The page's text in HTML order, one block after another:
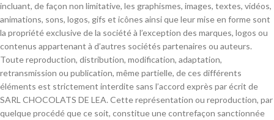
incluant, de façon non limitative, les graphismes, images, textes, vidéos,
animations, sons, logos, gifs et icônes ainsi que leur mise en forme sont
la propriété exclusive de la société à l’exception des marques, logos ou
contenus appartenant à d’autres sociétés partenaires ou auteurs.
Toute reproduction, distribution, modification, adaptation,
retransmission ou publication, même partielle, de ces différents
éléments est strictement interdite sans l’accord exprès par écrit de
SARL CHOCOLATS DE LEA. Cette représentation ou reproduction, par
quelque procédé que ce soit, constitue une contrefaçon sanctionnée